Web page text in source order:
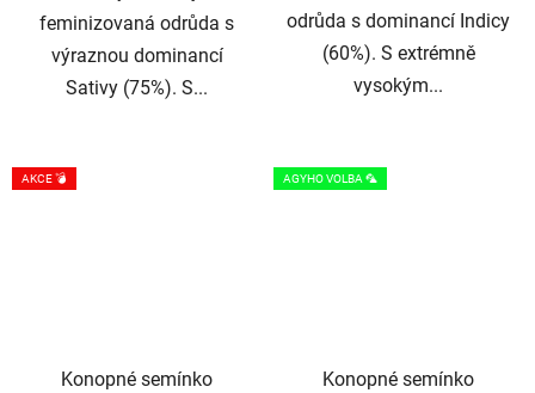
feminizovaná odrůda s
výraznou dominancí
Sativy (75%). S...
odrůda s dominancí Indicy
(60%). S extrémně
vysokým...
AKCE 💣
Konopné semínko
AGYHO VOLBA 🦜
Konopné semínko